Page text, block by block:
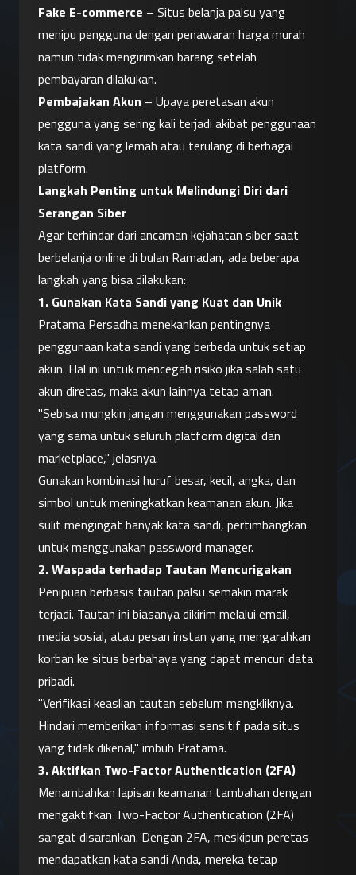
Fake E-commerce – Situs belanja palsu yang
menipu pengguna dengan penawaran harga murah
namun tidak mengirimkan barang setelah
pembayaran dilakukan.
Pembajakan Akun – Upaya peretasan akun
pengguna yang sering kali terjadi akibat penggunaan
kata sandi yang lemah atau terulang di berbagai
platform.
Langkah Penting untuk Melindungi Diri dari
Serangan Siber
Agar terhindar dari ancaman kejahatan siber saat
berbelanja online di bulan Ramadan, ada beberapa
langkah yang bisa dilakukan:
1. Gunakan Kata Sandi yang Kuat dan Unik
Pratama Persadha menekankan pentingnya
penggunaan kata sandi yang berbeda untuk setiap
akun. Hal ini untuk mencegah risiko jika salah satu
akun diretas, maka akun lainnya tetap aman.
"Sebisa mungkin jangan menggunakan password
yang sama untuk seluruh platform digital dan
marketplace," jelasnya.
Gunakan kombinasi huruf besar, kecil, angka, dan
simbol untuk meningkatkan keamanan akun. Jika
sulit mengingat banyak kata sandi, pertimbangkan
untuk menggunakan password manager.
2. Waspada terhadap Tautan Mencurigakan
Penipuan berbasis tautan palsu semakin marak
terjadi. Tautan ini biasanya dikirim melalui email,
media sosial, atau pesan instan yang mengarahkan
korban ke situs berbahaya yang dapat mencuri data
pribadi.
"Verifikasi keaslian tautan sebelum mengkliknya.
Hindari memberikan informasi sensitif pada situs
yang tidak dikenal," imbuh Pratama.
3. Aktifkan Two-Factor Authentication (2FA)
Menambahkan lapisan keamanan tambahan dengan
mengaktifkan Two-Factor Authentication (2FA)
sangat disarankan. Dengan 2FA, meskipun peretas
mendapatkan kata sandi Anda, mereka tetap